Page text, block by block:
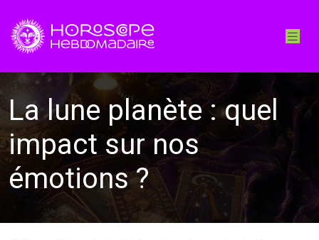
La lune planète : quel
impact sur nos
émotions ?